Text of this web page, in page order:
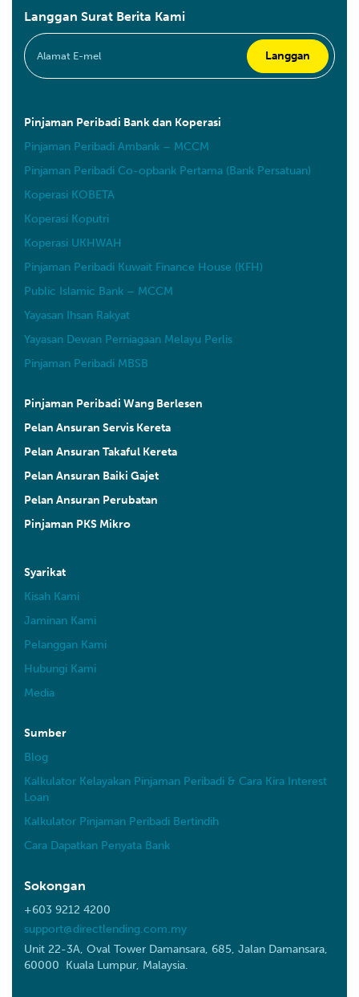
Langgan Surat Berita Kami
Pinjaman Peribadi Bank dan Koperasi
Pinjaman Peribadi Ambank – MCCM
Pinjaman Peribadi Co-opbank Pertama (Bank Persatuan)
Koperasi KOBETA
Koperasi Koputri
Koperasi UKHWAH
Pinjaman Peribadi Kuwait Finance House (KFH)
Public Islamic Bank – MCCM
Yayasan Ihsan Rakyat
Yayasan Dewan Perniagaan Melayu Perlis
Pinjaman Peribadi MBSB
Syarikat
Kisah Kami
Jaminan Kami
Pelanggan Kami
Hubungi Kami
Media
Sokongan
+603 9212 4200
support@directlending.com.my
Unit 22-3A, Oval Tower Damansara, 685, Jalan Damansara,
60000 Kuala Lumpur, Malaysia.
Pinjaman Peribadi Wang Berlesen
Pelan Ansuran Servis Kereta
Pelan Ansuran Takaful Kereta
Pelan Ansuran Baiki Gajet
Pelan Ansuran Perubatan
Pinjaman PKS Mikro
Sumber
Blog
Kalkulator Kelayakan Pinjaman Peribadi & Cara Kira Interest
Loan
Kalkulator Pinjaman Peribadi Bertindih
Cara Dapatkan Penyata Bank